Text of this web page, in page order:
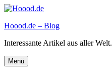
Zum
springen
Hoood.de – Blog
Interessante Artikel aus aller Welt.
Menü